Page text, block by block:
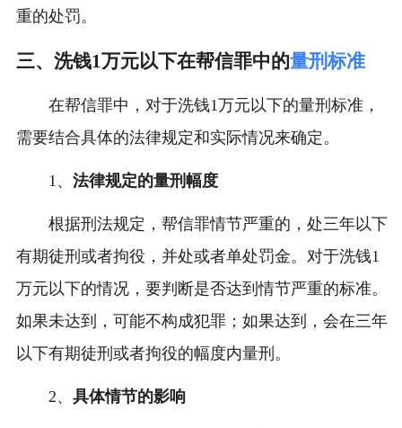
重的处罚。
三、洗钱1万元以下在帮信罪中的量刑标准
在帮信罪中，对于洗钱1万元以下的量刑标准，
需要结合具体的法律规定和实际情况来确定。
1、 法律规定的量刑幅度
根据刑法规定，帮信罪情节严重的，处三年以下
有期徒刑或者拘役，并处或者单处罚金。对于洗钱1
万元以下的情况，要判断是否达到情节严重的标准。
如果未达到，可能不构成犯罪；如果达到，会在三年
以下有期徒刑或者拘役的幅度内量刑。
2、 具体情节的影响